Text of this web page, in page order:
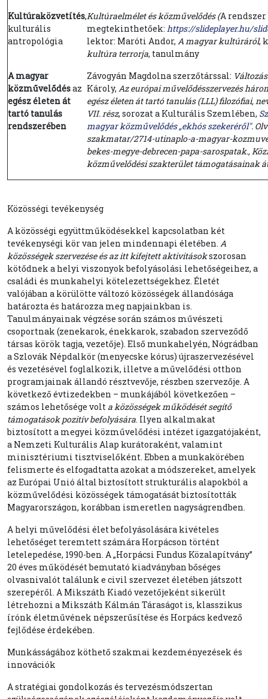
Kultúraközvetítés,
kulturális
antropológia
Kultúraelmélet és közművelődés (A
megtekinthetőek: https://slideplayer.hu/
lektor: Maróti Andor, A magyar kultúráról,
kultúra terrorja, tanulmány
A magyar
közművelődésaz
egész életen át
tartó tanulás
rendszerében
Závogyán Magdolna szerzőtárssal:
Károly, Az európai művelődésszervezés
egész életen át tartó tanulás (LLL) filozófiai,
VII. rész, sorozat a Kulturális Szemlében,
magyar közművelődés „ekhós szekeréről".
szakmatar/2714-utinaplo-a-magyar-
bekes-megye-debrecen-papa-sarospatak.,
közművelődési szakterület támogatásainak
Közösségi tevékenység
A közösségi együttműködésekkel kapcsolatban két
tevékenységi kör van jelen mindennapi életében. A
közösségek szervezése és az itt kifejtett aktivitásokszorosan
kötődnek a helyi viszonyok befolyásolási lehetőségeihez, a
családi és munkahelyi kötelezettségekhez. Életét
valójában a körülötte változó közösségek állandósága
határozta és határozza meg napjainkban is.
Tanulmányainak végzése során számos művészeti
csoportnak (zenekarok, énekkarok, szabadon szerveződő
társas körök tagja, vezetője). Első munkahelyén, Nógrádban
a Szlovák Népdalkör (menyecske kórus) újraszervezésével
és vezetésével foglalkozik, illetve a művelődési otthon
programjainak állandó résztvevője, részben szervezője. A
következő évtizedekben – munkájából következően –
számos lehetősége volt a közösségek működését segítő
támogatások pozitív befolyására. Ilyen alkalmakat
biztosított a megyei közművelődési intézet igazgatójaként,
a Nemzeti Kulturális Alap kurátoraként, valamint
minisztériumi tisztviselőként. Ebben a munkakörében
felismerte és elfogadtatta azokat a módszereket, amelyek
az Európai Unió által biztosított strukturális alapokból a
közművelődési közösségek támogatását biztosították
Magyarországon, korábban ismeretlen nagyságrendben.
A helyi művelődési élet befolyásolására kivételes
lehetőséget teremtett számára Horpácson történt
letelepedése, 1990-ben. A „Horpácsi Fundus Közalapítvány”
20 éves működését bemutató kiadványban bőséges
olvasnivalót találunk e civil szervezet életében játszott
szerepéről. A Mikszáth Kiadó vezetőjeként sikerült
létrehozni a Mikszáth Kálmán Táraságot is, klasszikus
írónk életművének népszerűsítése és Horpács kedvező
fejlődése érdekében.
Munkásságához köthető szakmai kezdeményezések és
innovációk
A stratégiai gondolkozás és tervezésmódszertan